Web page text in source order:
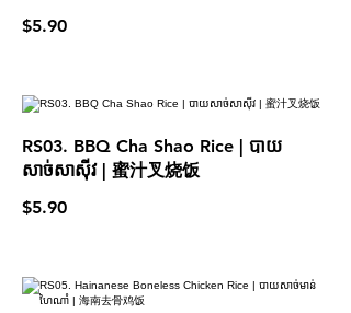
$5.90
RS03. BBQ Cha Shao Rice | បាយ
សាច់សាស៊ីវ | 蜜汁叉烧饭
$5.90